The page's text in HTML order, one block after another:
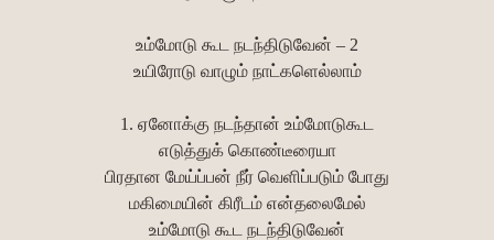
உம்மோடு கூட நடந்திடுவேன் – 2
உயிரோடு வாழும் நாட்களெல்லாம்
1. ஏனோக்கு நடந்தான் உம்மோடுகூட
எடுத்துக் கொண்டீரையா
பிரதான மேய்ப்பன் நீர் வெளிப்படும் போது
மகிமையின் கிரீடம் என்தலைமேல்
உம்மோடு கூட நடந்திடுவேன்